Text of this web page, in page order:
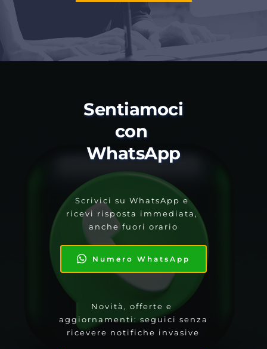
Sentiamoci
con
WhatsApp
Scrivici su WhatsApp e
ricevi risposta immediata,
anche fuori orario
Numero WhatsApp
Novità, offerte e
aggiornamenti: seguici senza
ricevere notifiche invasive